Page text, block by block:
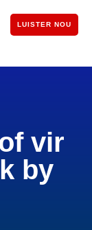
LUISTER NOU
vir
by